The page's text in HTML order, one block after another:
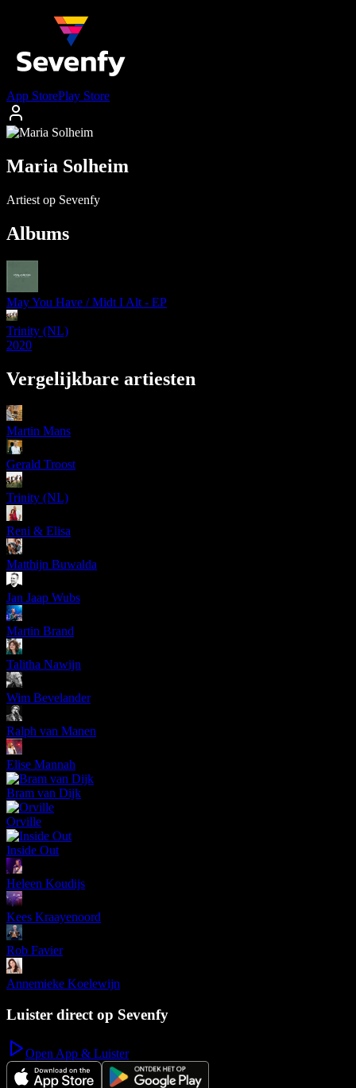
App StorePlay Store
Maria Solheim
Artiest op Sevenfy
Albums
May You Have / Midt I Alt - EP
Trinity (NL)
2020
Vergelijkbare artiesten
Martin Mans
Gerald Troost
Trinity (NL)
Reni & Elisa
Matthijn Buwalda
Jan Jaap Wubs
Martin Brand
Talitha Nawijn
Wim Bevelander
Ralph van Manen
Elise Mannah
Bram van Dijk
Orville
Inside Out
Heleen Koudijs
Kees Kraayenoord
Rob Favier
Annemieke Koelewijn
Luister direct op Sevenfy
Open App & Luister